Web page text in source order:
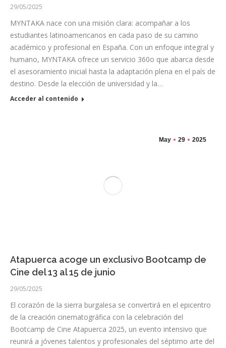
29/05/2025
MYNTAKA nace con una misión clara: acompañar a los
estudiantes latinoamericanos en cada paso de su camino
académico y profesional en España. Con un enfoque integral y
humano, MYNTAKA ofrece un servicio 360o que abarca desde
el asesoramiento inicial hasta la adaptación plena en el país de
destino. Desde la elección de universidad y la…
Acceder al contenido
May 29 2025
Atapuerca acoge un exclusivo Bootcamp de
Cine del 13 al 15 de junio
29/05/2025
El corazón de la sierra burgalesa se convertirá en el epicentro
de la creación cinematográfica con la celebración del
Bootcamp de Cine Atapuerca 2025, un evento intensivo que
reunirá a jóvenes talentos y profesionales del séptimo arte del